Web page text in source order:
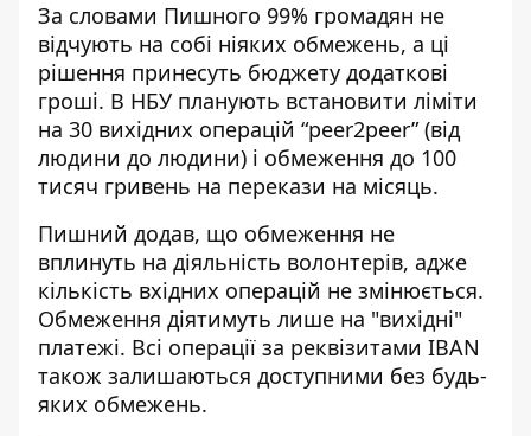
За словами Пишного 99% громадян не
відчують на собі ніяких обмежень, а ці
рішення принесуть бюджету додаткові
гроші. В НБУ планують встановити ліміти
на 30 вихідних операцій “peer2peer” (від
людини до людини) і обмеження до 100
тисяч гривень на перекази на місяць.
Пишний додав, що обмеження не
вплинуть на діяльність волонтерів, адже
кількість вхідних операцій не змінюється.
Обмеження діятимуть лише на "вихідні"
платежі. Всі операції за реквізитами IBAN
також залишаються доступними без будь-
яких обмежень.